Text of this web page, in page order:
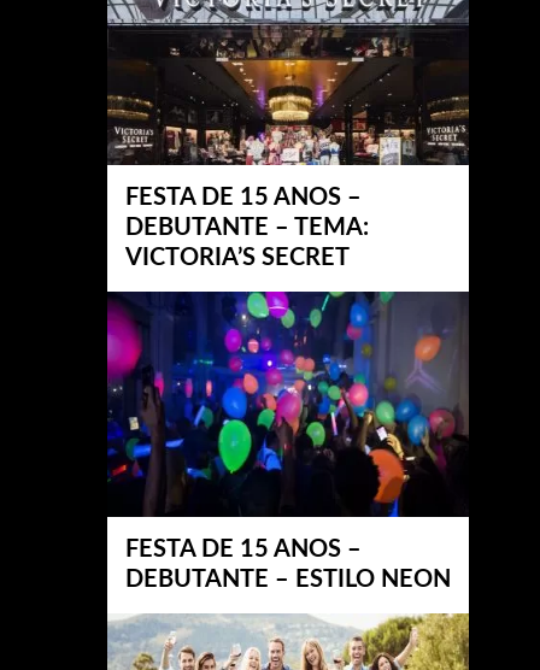
FESTA DE 15 ANOS –
DEBUTANTE – TEMA:
VICTORIA’S SECRET
FESTA DE 15 ANOS –
DEBUTANTE – ESTILO NEON